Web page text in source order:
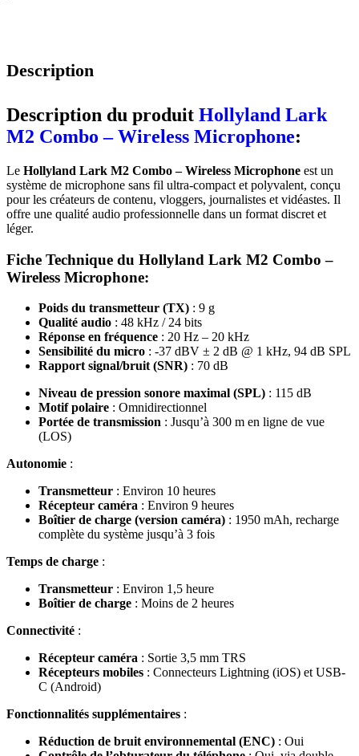
Description
Description du produit Hollyland Lark
M2 Combo – Wireless Microphone:
Le Hollyland Lark M2 Combo – Wireless Microphone est un
système de microphone sans fil ultra-compact et polyvalent, conçu
pour les créateurs de contenu, vloggers, journalistes et vidéastes. Il
offre une qualité audio professionnelle dans un format discret et
léger.
Fiche Technique du Hollyland Lark M2 Combo –
Wireless Microphone:
Poids du transmetteur (TX) : 9 g
Qualité audio : 48 kHz / 24 bits
Réponse en fréquence : 20 Hz – 20 kHz
Sensibilité du micro : -37 dBV ± 2 dB @ 1 kHz, 94 dB SPL
Rapport signal/bruit (SNR) : 70 dB
Niveau de pression sonore maximal (SPL) : 115 dB
Motif polaire : Omnidirectionnel
Portée de transmission : Jusqu’à 300 m en ligne de vue
(LOS)
Autonomie :
Transmetteur : Environ 10 heures
Récepteur caméra : Environ 9 heures
Boîtier de charge (version caméra) : 1950 mAh, recharge
complète du système jusqu’à 3 fois
Temps de charge :
Transmetteur : Environ 1,5 heure
Boîtier de charge : Moins de 2 heures
Connectivité :
Récepteur caméra : Sortie 3,5 mm TRS
Récepteurs mobiles : Connecteurs Lightning (iOS) et USB-
C (Android)
Fonctionnalités supplémentaires :
Réduction de bruit environnemental (ENC) : Oui